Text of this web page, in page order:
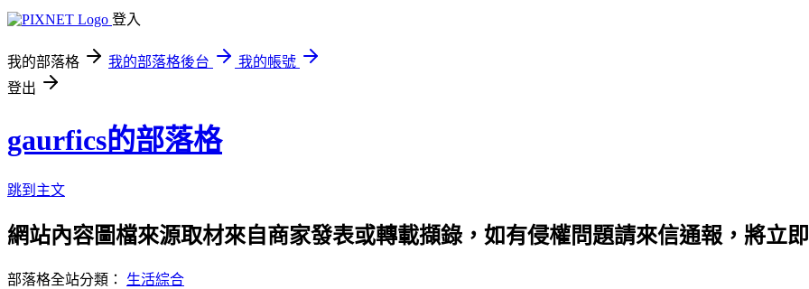
登入
我的部落格 我的部落格後台
我的帳號
登出
gaurfics的部落格
跳到主文
網站內容圖檔來源取材來自商家發表或轉載擷錄，如有侵權問題請來信通報，將立
部落格全站分類： 生活綜合